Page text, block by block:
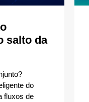
salto da
do
fluxos de